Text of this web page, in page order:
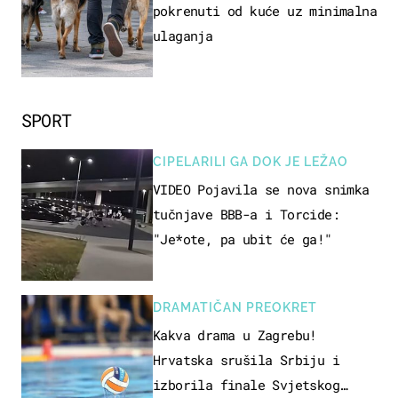
SPORT
CIPELARILI GA DOK JE LEŽAO
VIDEO Pojavila se nova snimka
tučnjave BBB-a i Torcide:
"Je*ote, pa ubit će ga!"
DRAMATIČAN PREOKRET
Kakva drama u Zagrebu!
Hrvatska srušila Srbiju i
izborila finale Svjetskog
pokrenuti od kuće uz minimalna
ulaganja